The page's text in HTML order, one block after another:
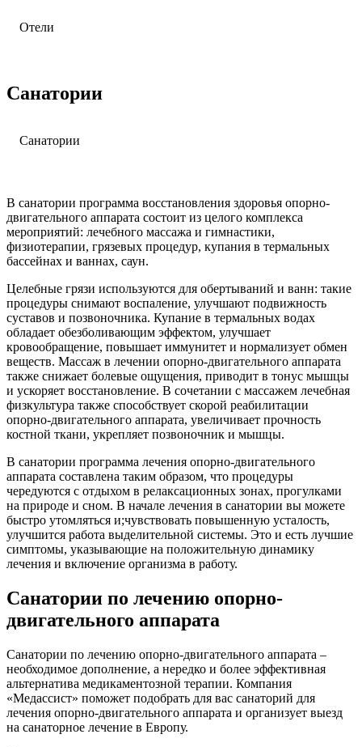
Отели
Санатории
Санатории
В санатории программа восстановления здоровья опорно-
двигательного аппарата состоит из целого комплекса
мероприятий: лечебного массажа и гимнастики,
физиотерапии, грязевых процедур, купания в термальных
бассейнах и ваннах, саун.
Целебные грязи используются для обертываний и ванн: такие
процедуры снимают воспаление, улучшают подвижность
суставов и позвоночника. Купание в термальных водах
обладает обезболивающим эффектом, улучшает
кровообращение, повышает иммунитет и нормализует обмен
веществ. Массаж в лечении опорно-двигательного аппарата
также снижает болевые ощущения, приводит в тонус мышцы
и ускоряет восстановление. В сочетании с массажем лечебная
физкультура также способствует скорой реабилитации
опорно-двигательного аппарата, увеличивает прочность
костной ткани, укрепляет позвоночник и мышцы.
В санатории программа лечения опорно-двигательного
аппарата составлена таким образом, что процедуры
чередуются с отдыхом в релаксационных зонах, прогулками
на природе и сном. В начале лечения в санатории вы можете
быстро утомляться и;чувствовать повышенную усталость,
улучшится работа выделительной системы. Это и есть лучшие
симптомы, указывающие на положительную динамику
лечения и включение организма в работу.
Санатории по лечению опорно-
двигательного аппарата
Санатории по лечению опорно-двигательного аппарата –
необходимое дополнение, а нередко и более эффективная
альтернатива медикаментозной терапии. Компания
«Медассист» поможет подобрать для вас санаторий для
лечения опорно-двигательного аппарата и организует выезд
на санаторное лечение в Европу.